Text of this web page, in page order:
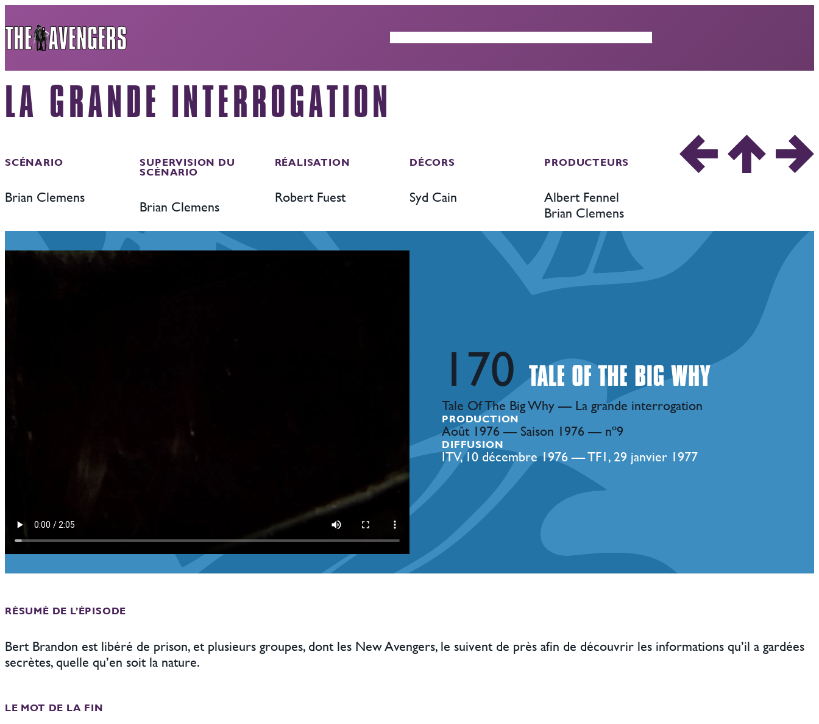
au
contenu
LA GRANDE INTERROGATION
SCÉNARIO
Brian Clemens
SUPERVISION DU
SCÉNARIO
Brian Clemens
RÉALISATION
Robert Fuest
DÉCORS
Syd Cain
PRODUCTEURS
Albert Fennel
Brian Clemens
170
Tale Of The Big Why — La grande interrogation
PRODUCTION
Août 1976 — Saison 1976 — nº9
DIFFUSION
ITV, 10 décembre 1976 — TF1, 29 janvier 1977
RÉSUMÉ DE L’ÉPISODE
Bert Brandon est libéré de prison, et plusieurs groupes, dont les New Avengers, le suivent de près afin de découvrir les informations qu’il a gardées
secrètes, quelle qu’en soit la nature.
LE MOT DE LA FIN